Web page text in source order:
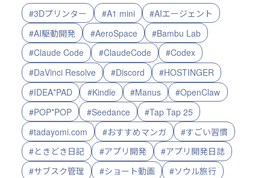
#3Dプリンター #A1 mini
#AIエージェント
#AI駆動開発
#AeroSpace
#Bambu Lab
#Claude Code
#ClaudeCode
#Codex
#DaVinci Resolve
#Discord
#HOSTINGER
#IDEA*PAD
#Kindle #Manus
#OpenClaw
#POP*POP
#Seedance
#Tap Tap 25
#tadayomi.com
#おすすめマンガ
#すごい習慣
#ときどき日記
#アプリ開発
#アプリ開発日誌
#サブスク管理
#ショート動画
#ソウル旅行